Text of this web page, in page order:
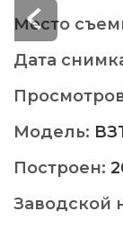
Место
Дата
Модель:
Построен:
Заводской